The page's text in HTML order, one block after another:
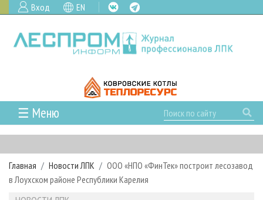
Вход EN
☰ Меню
ГЛАВНАЯ
РУБРИКИ И ТЕМЫ
РУБРИКИ ЖУРНАЛА
НОВОСТИ
ПРОЕКТЫ ЛПИ
Главная Новости ЛПК
ООО «НПО «ФинТек» построит лесозавод
в Лоухском районе Республики Карелия